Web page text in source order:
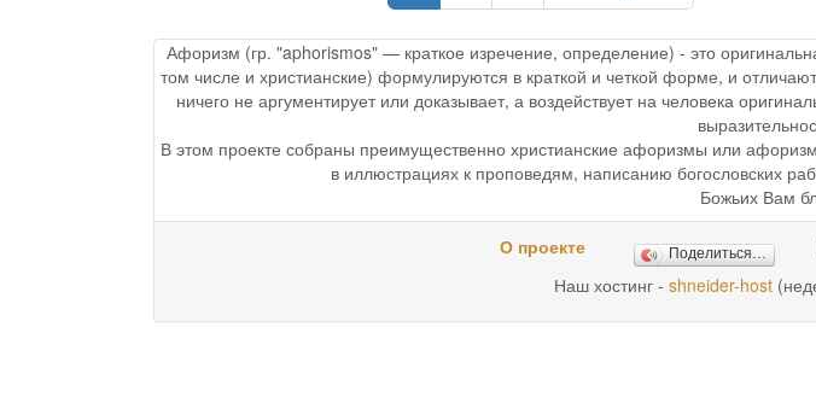
Афоризм (гр. "aphorismos" — краткое изречение, определение) - это
том числе и христианские) формулируются в краткой и четкой форме, и
ничего не аргументирует или доказывает, а воздействует на человека
В этом проекте собраны преимущественно христианские афоризмы или
в иллюстрациях к проповедям, написанию богословских
Божьих Вам
О проекте Поделиться…
Наш хостинг - shneider-host